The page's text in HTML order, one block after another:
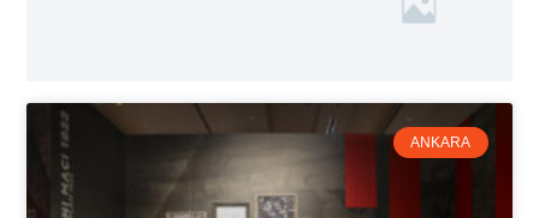
ANKARA